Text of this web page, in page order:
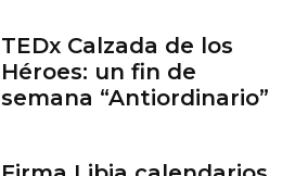
TEDx Calzada de los
Héroes: un fin de
semana “Antiordinario”